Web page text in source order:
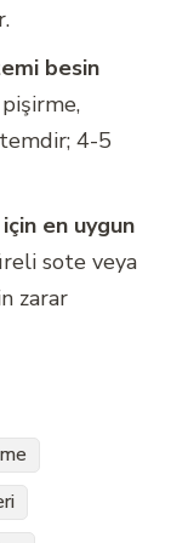
besin
4-5
en uygun
sote veya
zarar